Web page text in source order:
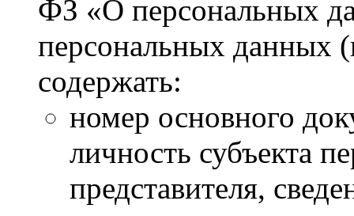
ФЗ «О персональных
персональных данных
содержать:
номер основного
личность субъекта
представителя,